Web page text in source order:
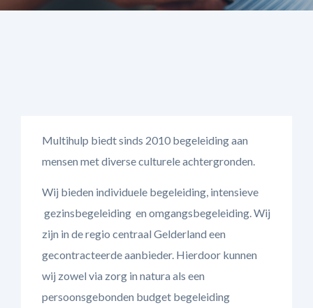
Multihulp biedt sinds 2010 begeleiding aan
mensen met diverse culturele achtergronden.
Wij bieden individuele begeleiding, intensieve
gezinsbegeleiding en omgangsbegeleiding. Wij
zijn in de regio centraal Gelderland een
gecontracteerde aanbieder. Hierdoor kunnen
wij zowel via zorg in natura als een
persoonsgebonden budget begeleiding